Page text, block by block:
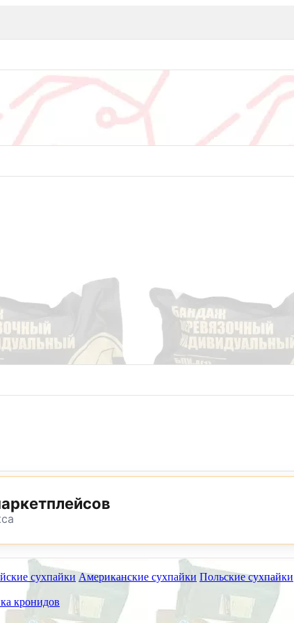
сухпайки Американские сухпайки Польские сухпайки
кронидов
8 (495) 782-73-32
работать на самовывоз в субботу 8 и 15 августа.